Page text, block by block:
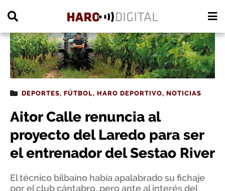
DEPORTES, FÚTBOL, HARO DEPORTIVO, NOTICIAS
Aitor Calle renuncia al
proyecto del Laredo para ser
el entrenador del Sestao River
El técnico bilbaíno había apalabrado su fichaje
por el club cántabro, pero ante al interés del